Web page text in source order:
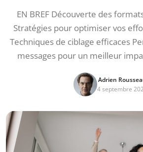
EN BREF Découverte des
Stratégies pour optimiser vos
Techniques de ciblage efficaces
messages pour un meilleur
Adrien
4 septembre